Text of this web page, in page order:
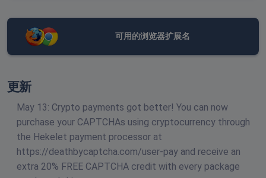
可用的浏览器扩展名
更新
May 13: Crypto payments got better! You can now
purchase your CAPTCHAs using cryptocurrency through
the Hekelet payment processor at
https://deathbycaptcha.com/user-pay and receive an
extra 20% FREE CAPTCHA credit with every package